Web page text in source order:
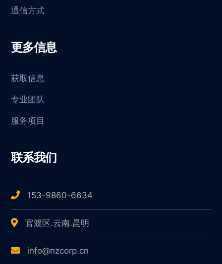
通信方式
更多信息
获取信息
专业团队
服务项目
联系我们
153-9860-6634
官渡区.云南.昆明
info@nzcorp.cn